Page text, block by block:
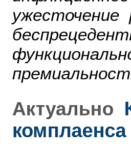
Актуально
комплаенса